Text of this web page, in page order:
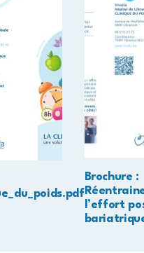
Brochure :
l’effort